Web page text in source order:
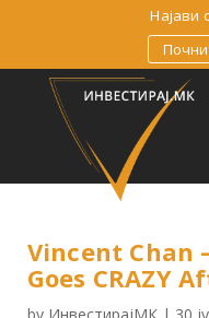
Најави
Vincent Chan
Goes CRAZY